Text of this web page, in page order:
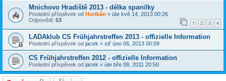
Mnichovo Hradiště 2013 - délka spanilky
Poslední příspěvek od Hurikán « úte kvě 14, 2013 00:26
Odpovědi: 53 1 2 3 4
LADAklub CS Frühjahrstreffen 2013 - offizielle Information
Poslední příspěvek od jacek « stř úno 06, 2013 00:09
CS Frühjahrstreffen 2012 - offizielle Information
Poslední příspěvek od jacek « úte bře 08, 2011 20:50